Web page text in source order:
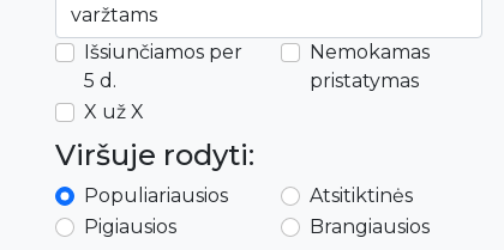
Išsiunčiamos per
5 d.
Nemokamas
pristatymas
X už X
Viršuje rodyti:
Populiariausios
Atsitiktinės
Pigiausios
Brangiausios